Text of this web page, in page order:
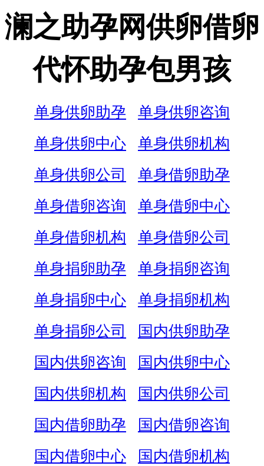
澜之助孕网供卵借卵
代怀助孕包男孩
单身供卵助孕
单身供卵咨询
单身供卵中心
单身供卵机构
单身供卵公司
单身借卵助孕
单身借卵咨询
单身借卵中心
单身借卵机构
单身借卵公司
单身捐卵助孕
单身捐卵咨询
单身捐卵中心
单身捐卵机构
单身捐卵公司
国内供卵助孕
国内供卵咨询
国内供卵中心
国内供卵机构
国内供卵公司
国内借卵助孕
国内借卵咨询
国内借卵中心
国内借卵机构